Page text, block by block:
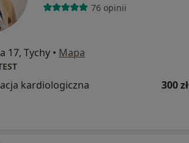
76 opinii
17, Tychy • Mapa
kardiologiczna 300 zł